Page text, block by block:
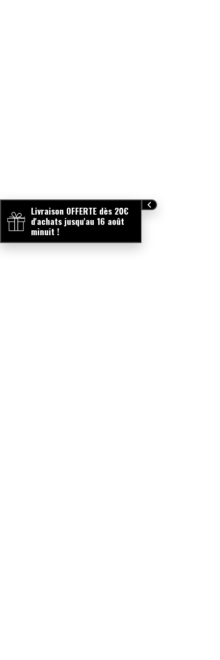
Livraison OFFERTE dès 20€
d'achats jusqu'au 16 août
minuit !